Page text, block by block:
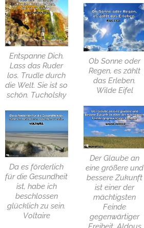
Entspanne Dich.
Lass das Ruder
los. Trudle durch
die Welt. Sie ist so
schön. Tucholsky
Ob Sonne oder
Regen, es zählt
das Erleben.
Wilde Eifel
Der Glaube an
eine größere und
bessere Zukunft
ist einer der
mächtigsten
Feinde
gegenwärtiger
Da es förderlich
für die Gesundheit
ist, habe ich
beschlossen
glücklich zu sein.
Voltaire